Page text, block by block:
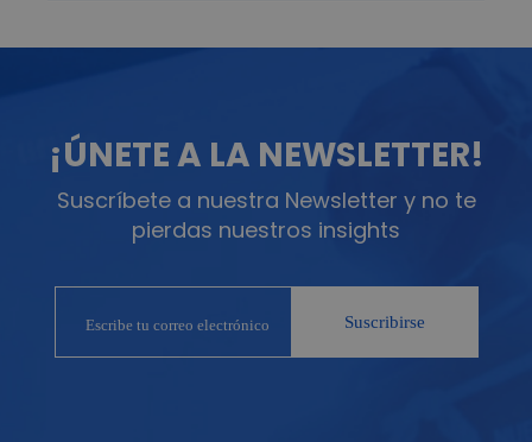
¡ÚNETE A LA NEWSLETTER!
Suscríbete a nuestra Newsletter y no te
pierdas nuestros insights